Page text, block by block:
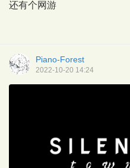
还有个网游
Piano-Forest
2022-10-20 14:24